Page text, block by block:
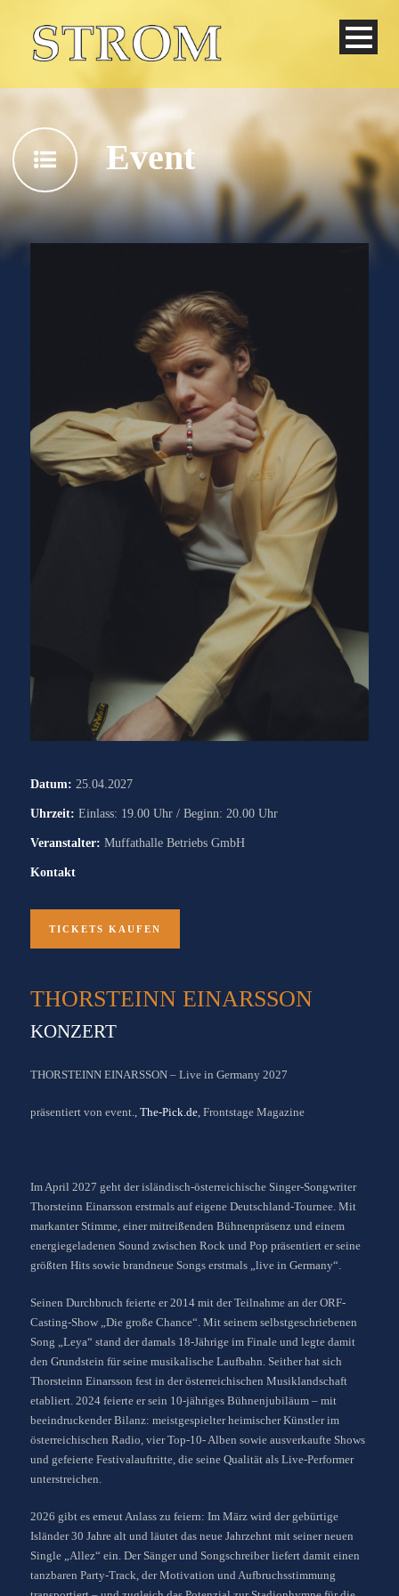
Event
Datum: 25.04.2027
Uhrzeit: Einlass: 19.00 Uhr / Beginn: 20.00 Uhr
Veranstalter: Muffathalle Betriebs GmbH
Kontakt
TICKETS KAUFEN
THORSTEINN EINARSSON
KONZERT
THORSTEINN EINARSSON – Live in Germany 2027
präsentiert von event., The-Pick.de , Frontstage Magazine
Im April 2027 geht der isländisch-österreichische Singer-Songwriter
Thorsteinn Einarsson erstmals auf eigene Deutschland-Tournee. Mit
markanter Stimme, einer mitreißenden Bühnenpräsenz und einem
energiegeladenen Sound zwischen Rock und Pop präsentiert er seine
größten Hits sowie brandneue Songs erstmals „live in Germany“.
Seinen Durchbruch feierte er 2014 mit der Teilnahme an der ORF-
Casting-Show „Die große Chance“. Mit seinem selbstgeschriebenen
Song „Leya“ stand der damals 18-Jährige im Finale und legte damit
den Grundstein für seine musikalische Laufbahn. Seither hat sich
Thorsteinn Einarsson fest in der österreichischen Musiklandschaft
etabliert. 2024 feierte er sein 10-jähriges Bühnenjubiläum – mit
beeindruckender Bilanz: meistgespielter heimischer Künstler im
österreichischen Radio, vier Top-10- Alben sowie ausverkaufte Shows
und gefeierte Festivalauftritte, die seine Qualität als Live-Performer
unterstreichen.
2026 gibt es erneut Anlass zu feiern: Im März wird der gebürtige
Isländer 30 Jahre alt und läutet das neue Jahrzehnt mit seiner neuen
Single „Allez“ ein. Der Sänger und Songschreiber liefert damit einen
tanzbaren Party-Track, der Motivation und Aufbruchsstimmung